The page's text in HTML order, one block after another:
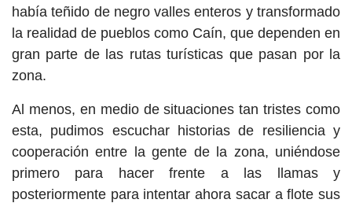
había teñido de negro valles enteros y transformado
la realidad de pueblos como Caín, que dependen en
gran parte de las rutas turísticas que pasan por la
zona.
Al menos, en medio de situaciones tan tristes como
esta, pudimos escuchar historias de resiliencia y
cooperación entre la gente de la zona, uniéndose
primero para hacer frente a las llamas y
posteriormente para intentar ahora sacar a flote sus